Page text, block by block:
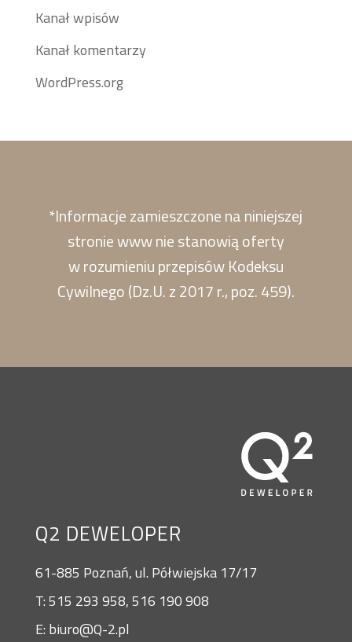
Kanał wpisów
Kanał komentarzy
WordPress.org
*Informacje zamieszczone na niniejszej
stronie www nie stanowią oferty
w rozumieniu przepisów Kodeksu
Cywilnego (Dz.U. z 2017 r., poz. 459).
Q2 DEWELOPER
61-885 Poznań, ul. Półwiejska 17/17
T: 515 293 958, 516 190 908
E: biuro@Q-2.pl